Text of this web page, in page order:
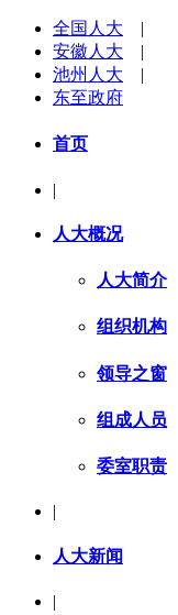
全国人大 |
安徽人大 |
池州人大 |
东至政府
首页
|
人大概况
人大简介
组织机构
领导之窗
组成人员
委室职责
|
人大新闻
|